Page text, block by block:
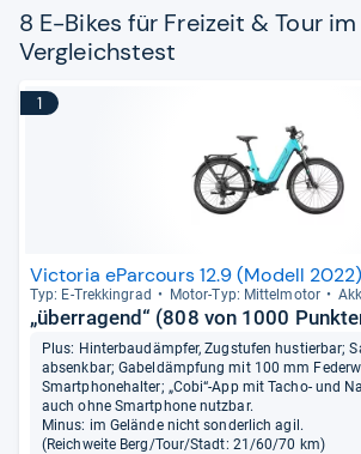
8 E-Bikes für Freizeit & Tour im
Vergleichstest
1
Victoria eParcours 12.9 (Modell 2022)
Typ: E-​Trek­kin­grad Motor-​Typ: Mit­tel­mo­tor
„überragend“ (808 von 1000
Plus: Hinterbaudämpfer, Zugstufen hustierbar;
absenkbar; Gabeldämpfung mit 100 mm
Smartphonehalter; „Cobi“-App mit Tacho- und
auch ohne Smartphone nutzbar.
Minus: im Gelände nicht sonderlich agil.
(Reichweite Berg/Tour/Stadt: 21/60/70 km)